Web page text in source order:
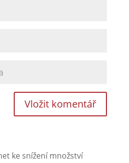
ke snížení množství